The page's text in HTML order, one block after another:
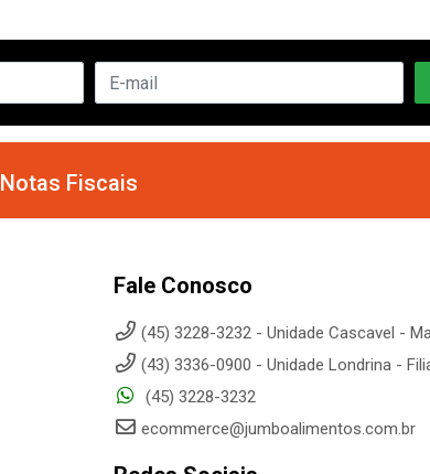
Notas Fiscais
Fale Conosco
(45) 3228-3232 - Unidade Cascavel -
(43) 3336-0900 - Unidade Londrina -
(45) 3228-3232
ecommerce@jumboalimentos.com.br